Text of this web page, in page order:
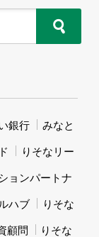
銀行 みなと
りそなリー
ョンパートナ
ハブ りそな
顧問 りそな